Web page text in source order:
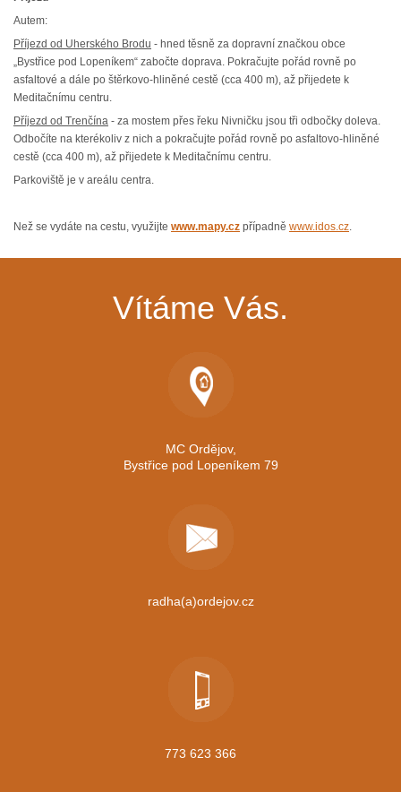
Autem:
Příjezd od Uherského Brodu - hned těsně za dopravní značkou obce
„Bystřice pod Lopeníkem“ zabočte doprava. Pokračujte pořád rovně po
asfaltové a dále po štěrkovo-hliněné cestě (cca 400 m), až přijedete k
Meditačnímu centru.
Příjezd od Trenčína - za mostem přes řeku Nivničku jsou tři odbočky doleva.
Odbočíte na kterékoliv z nich a pokračujte pořád rovně po asfaltovo-hliněné
cestě (cca 400 m), až přijedete k Meditačnímu centru.
Parkoviště je v areálu centra.
Než se vydáte na cestu, využijte www.mapy.cz případně www.idos.cz.
Vítáme Vás.
MC Ordějov,
Bystřice pod Lopeníkem 79
radha(a)ordejov.cz
773 623 366